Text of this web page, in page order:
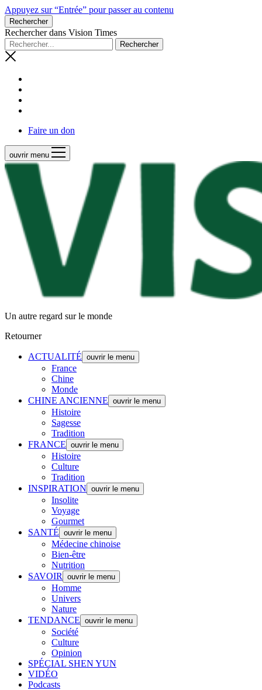
Appuyez sur “Entrée” pour passer au contenu
Rechercher
Rechercher dans Vision Times
Faire un don
ouvrir menu
Un autre regard sur le monde
Retourner
ACTUALITÉ ouvrir le menu
France
Chine
Monde
CHINE ANCIENNE ouvrir le menu
Histoire
Sagesse
Tradition
FRANCE ouvrir le menu
Histoire
Culture
Tradition
INSPIRATION ouvrir le menu
Insolite
Voyage
Gourmet
SANTÉ ouvrir le menu
Médecine chinoise
Bien-être
Nutrition
SAVOIR
ouvrir le menu
Homme
Univers
Nature
TENDANCE ouvrir le menu
Société
Culture
Opinion
SPÉCIAL SHEN YUN
VIDÉO
Podcasts